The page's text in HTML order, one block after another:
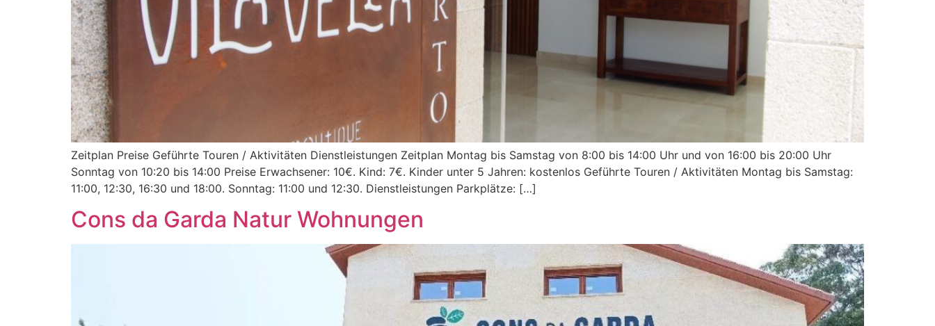
Zeitplan Preise Geführte Touren / Aktivitäten Dienstleistungen Zeitplan Montag bis Samstag von 8:00 bis 14:00 Uhr und von 16:00 bis 20:00 Uhr
Sonntag von 10:20 bis 14:00 Preise Erwachsener: 10€. Kind: 7€. Kinder unter 5 Jahren: kostenlos Geführte Touren / Aktivitäten Montag bis Samstag:
11:00, 12:30, 16:30 und 18:00. Sonntag: 11:00 und 12:30. Dienstleistungen Parkplätze: […]
Cons da Garda Natur Wohnungen